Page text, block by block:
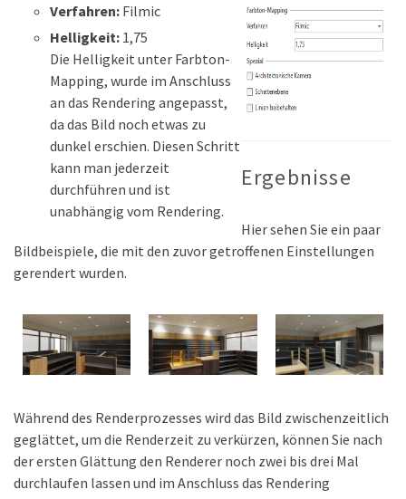
Verfahren: Filmic
Helligkeit: 1,75
Die Helligkeit unter Farbton-
Mapping, wurde im Anschluss
an das Rendering angepasst,
da das Bild noch etwas zu
dunkel erschien. Diesen Schritt
kann man jederzeit
durchführen und ist
unabhängig vom Rendering.
Ergebnisse
Hier sehen Sie ein paar
Bildbeispiele, die mit den zuvor getroffenen Einstellungen
gerendert wurden.
Während des Renderprozesses wird das Bild zwischenzeitlich
geglättet, um die Renderzeit zu verkürzen, können Sie nach
der ersten Glättung den Renderer noch zwei bis drei Mal
durchlaufen lassen und im Anschluss das Rendering